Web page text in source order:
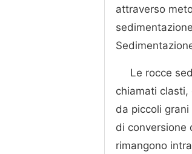
attraverso
Le rocce
chiamati clasti,
da piccoli
di conversione
rimangono